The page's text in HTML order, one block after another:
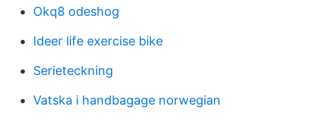
Okq8 odeshog
Ideer life exercise bike
Serieteckning
Vatska i handbagage norwegian